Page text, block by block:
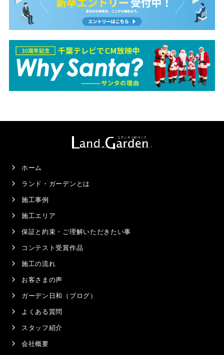
ホーム
ランド・ガーデンとは
施工事例
施工エリア
保証と約束・ご理解いただきたい事
コンテスト受賞作品
施工の流れ
お客さまの声
ガーデン日和（ブログ）
よくある質問
スタッフ紹介
会社概要